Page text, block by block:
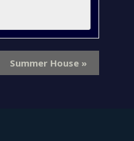
Summer House »